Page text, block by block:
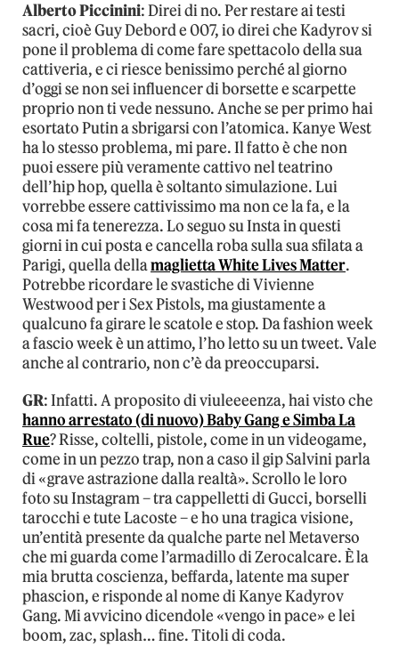
Alberto Piccinini: Direi di no. Per restare ai testi
sacri, cioè Guy Debord e 007, io direi che Kadyrov si
pone il problema di come fare spettacolo della sua
cattiveria, e ci riesce benissimo perché al giorno
d’oggi se non sei influencer di borsette e scarpette
proprio non ti vede nessuno. Anche se per primo hai
esortato Putin a sbrigarsi con l’atomica. Kanye West
ha lo stesso problema, mi pare. Il fatto è che non
puoi essere più veramente cattivo nel teatrino
dell’hip hop, quella è soltanto simulazione. Lui
vorrebbe essere cattivissimo ma non ce la fa, e la
cosa mi fa tenerezza. Lo seguo su Insta in questi
giorni in cui posta e cancella roba sulla sua sfilata a
Parigi, quella dellamaglietta White Lives Matter.
Potrebbe ricordare le svastiche di Vivienne
Westwood per i Sex Pistols, ma giustamente a
qualcuno fa girare le scatole e stop. Da fashion week
a fascio week è un attimo, l’ho letto su un tweet. Vale
anche al contrario, non c’è da preoccuparsi.
GR: Infatti. A proposito di viuleeeenza, hai visto che
hanno arrestato (di nuovo) Baby Gang e Simba La
Rue? Risse, coltelli, pistole, come in un videogame,
come in un pezzo trap, non a caso il gip Salvini parla
di «grave astrazione dalla realtà». Scrollo le loro
foto su Instagram – tra cappelletti di Gucci, borselli
tarocchi e tute Lacoste – e ho una tragica visione,
un’entità presente da qualche parte nel Metaverso
che mi guarda come l’armadillo di Zerocalcare. È la
mia brutta coscienza, beffarda, latente ma super
phascion, e risponde al nome di Kanye Kadyrov
Gang. Mi avvicino dicendole «vengo in pace» e lei
boom, zac, splash… fine. Titoli di coda.